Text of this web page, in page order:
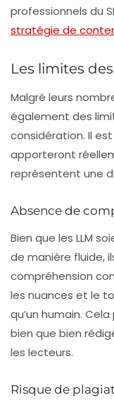
professionnels du
stratégie de
Les limites
Malgré leurs
également des
considération. Il
apporteront
représentent une
Absence de
Bien que les LLM
de manière fluide,
compréhension
les nuances et le
qu’un humain.
bien que bien
les lecteurs.
Risque de plagiat